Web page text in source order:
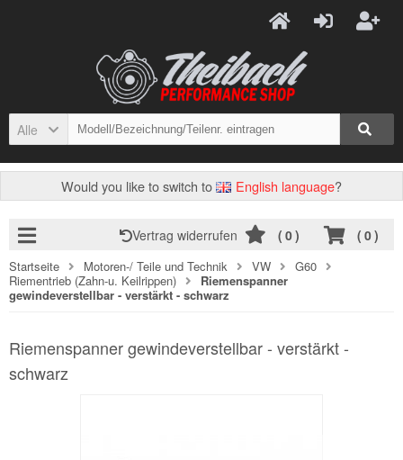
Alle
Would you like to switch to English language?
( 0)
Vertrag widerrufen ( 0)
Startseite Motoren-/ Teile und Technik VW
G60
Riementrieb (Zahn-u. Keilrippen)
Riemenspanner
gewindeverstellbar - verstärkt - schwarz
Riemenspanner gewindeverstellbar - verstärkt -
schwarz